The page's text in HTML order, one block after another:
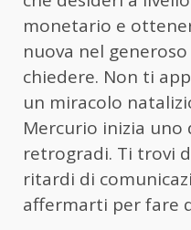
monetario e
nuova nel
chiedere. Non ti
un miracolo
Mercurio inizia
retrogradi. Ti trovi
ritardi di
affermarti per fare